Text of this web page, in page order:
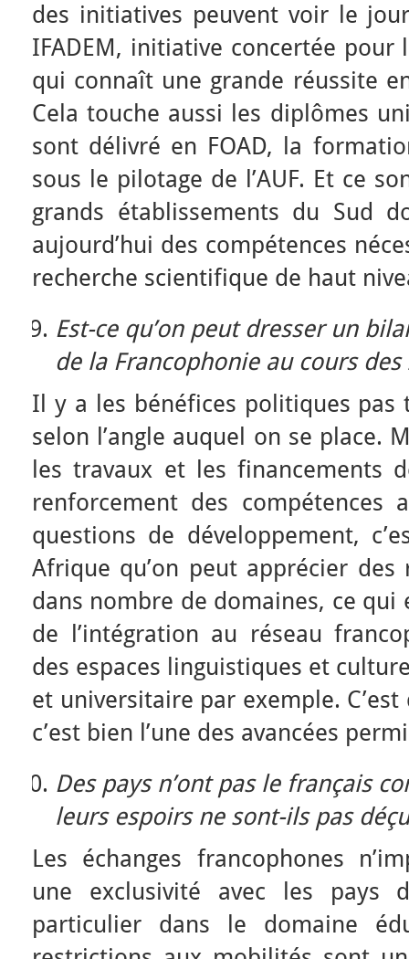
des initiatives peuvent voir le
IFADEM, initiative concertée
qui connaît une grande réussite
Cela touche aussi les diplômes
sont délivré en FOAD, la
sous le pilotage de l’AUF. Et ce
grands établissements du Sud
aujourd’hui des compétences
recherche scientifique de haut
Est-ce qu’on peut dresser un
de la Francophonie au cours
Il y a les bénéfices politiques pas
selon l’angle auquel on se place.
les travaux et les financements
renforcement des compétences
questions de développement,
Afrique qu’on peut apprécier
dans nombre de domaines, ce qui
de l’intégration au réseau
des espaces linguistiques et
et universitaire par exemple.
c’est bien l’une des avancées
Des pays n’ont pas le français
leurs espoirs ne sont-ils pas
Les échanges francophones
une exclusivité avec les pays
particulier dans le domaine